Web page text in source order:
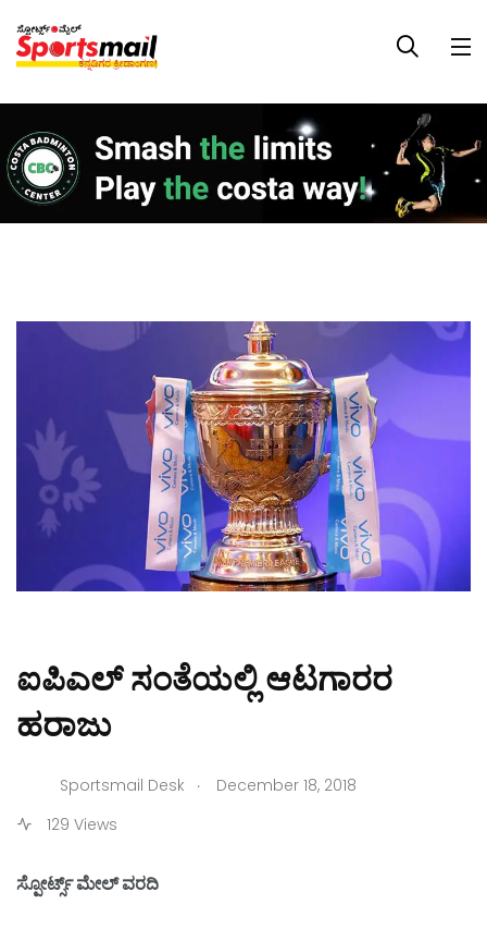
ಐಪಿಎಲ್ ಸಂತೆಯಲ್ಲಿ ಆಟಗಾರರ
ಹರಾಜು
Sportsmail Desk .
December 18, 2018
129 Views
ಸ್ಪೋರ್ಟ್ಸ್ ಮೇಲ್ ವರದಿ